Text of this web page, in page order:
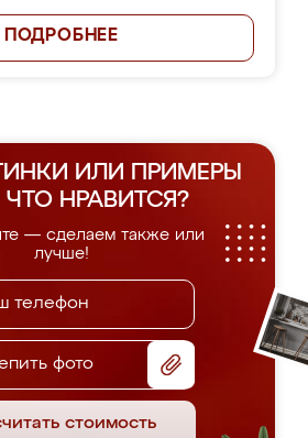
ПОДРОБНЕЕ
ИЛИ ПРИМЕРЫ
ЧТО НРАВИТСЯ?
— сделаем также или
лучше!
фото
стоимость